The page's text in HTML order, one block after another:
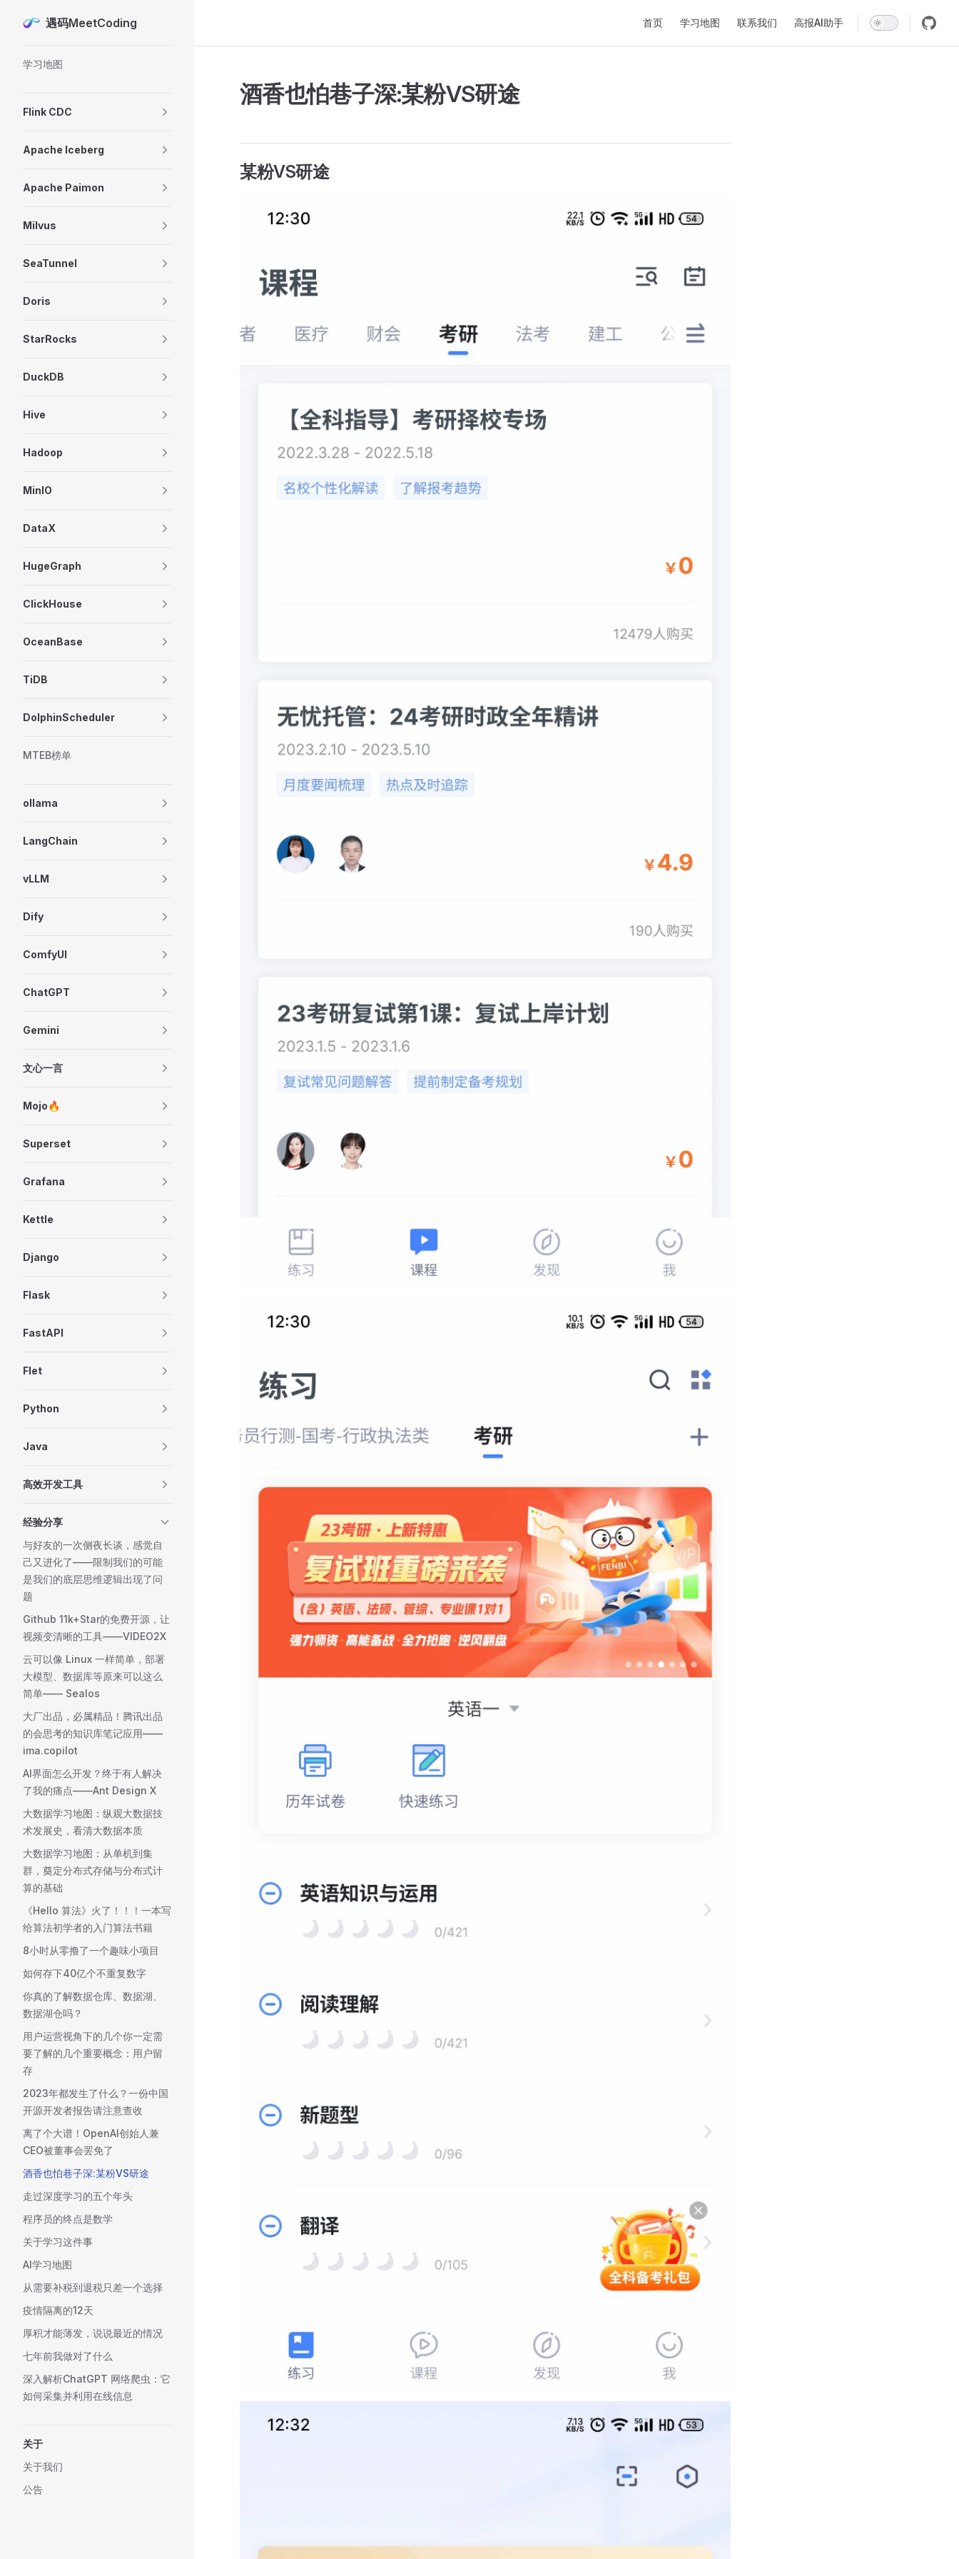
Skip to content
遇码MeetCoding 首页 学习地图 联系我们 高报AI助手
学习地图
Flink CDC
Apache Iceberg
Apache Paimon
Milvus
SeaTunnel
Doris
StarRocks
DuckDB
Hive
Hadoop
MinIO
DataX
HugeGraph
ClickHouse
OceanBase
TiDB
DolphinScheduler
MTEB榜单
ollama
LangChain
vLLM
Dify
ComfyUI
ChatGPT
Gemini
文心一言
Mojo🔥
Superset
Grafana
Kettle
Django
Flask
FastAPI
Flet
Python
Java
高效开发工具
经验分享
与好友的一次侧夜长谈，感觉自
己又进化了——限制我们的可能
是我们的底层思维逻辑出现了问
题
Github 11k+Star的免费开源，让
视频变清晰的工具——VIDEO2X
云可以像 Linux 一样简单，部署
大模型、数据库等原来可以这么
简单—— Sealos
大厂出品，必属精品！腾讯出品
的会思考的知识库笔记应用——
ima.copilot
AI界面怎么开发？终于有人解决
了我的痛点——Ant Design X
大数据学习地图：纵观大数据技
术发展史，看清大数据本质
大数据学习地图：从单机到集
群，奠定分布式存储与分布式计
算的基础
《Hello 算法》火了！！！一本写
给算法初学者的入门算法书籍
8小时从零撸了一个趣味小项目
如何存下40亿个不重复数字
你真的了解数据仓库、数据湖、
数据湖仓吗？
用户运营视角下的几个你一定需
要了解的几个重要概念：用户留
存
2023年都发生了什么？一份中国
开源开发者报告请注意查收
离了个大谱！OpenAI创始人兼
CEO被董事会罢免了
酒香也怕巷子深:某粉VS研途
走过深度学习的五个年头
程序员的终点是数学
关于学习这件事
AI学习地图
从需要补税到退税只差一个选择
疫情隔离的12天
厚积才能薄发，说说最近的情况
七年前我做对了什么
深入解析ChatGPT 网络爬虫：它
如何采集并利用在线信息
关于
关于我们
公告
酒香也怕巷子深:某粉VS研途
某粉VS研途